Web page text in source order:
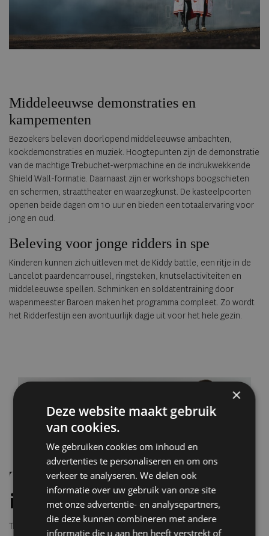
Middeleeuwse demonstraties en
kampementen
Bezoekers beleven doorlopend middeleeuwse ambachten,
kookdemonstraties en muziek. Hoogtepunten zijn de demonstratie
van de machtige Trebuchet-werpmachine en de indrukwekkende
Shield Wall-formatie. Daarnaast zijn er workshops boogschieten
en schermen, straattheater en waarzegkunst. De kasteelpoorten
openen beide dagen om 10 uur en bieden een totaalervaring voor
jong en oud.
Beleving voor jonge ridders in spe
Kinderen kunnen zich uitleven met de Kiddy battle, een ritje in de
Lancelot paardencarrousel, ringsteken, knutselactiviteiten en
middeleeuwse spellen. Schminken en soldatentraining door
wapenmeester Baroen maken het programma compleet. Zo wordt
het Ridderfestijn een avontuurlijk dagje uit voor het hele gezin.
Tickets en praktische
informatie
Tickets zijn uitsluitend online verkrijgbaar. Volwassenen betalen
×
Deze website maakt gebruik
van cookies.
We gebruiken cookies om inhoud en
advertenties te personaliseren en om ons
verkeer te analyseren. We delen ook
informatie over uw gebruik van onze site
met onze advertentie- en analysepartners,
die deze kunnen combineren met andere
informatie die u aan hen heeft verstrekt of